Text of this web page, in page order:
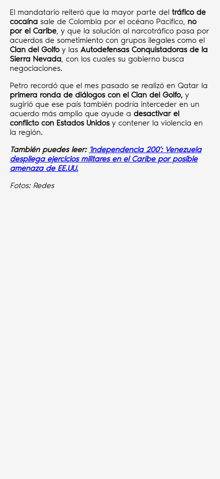
El mandatario reiteró que la mayor parte del tráfico de
cocaína sale de Colombia por el océano Pacífico, no
por el Caribe , y que la solución al narcotráfico pasa por
acuerdos de sometimiento con grupos ilegales como el
Clan del Golfoy las Autodefensas Conquistadoras de la
Sierra Nevada , con los cuales su gobierno busca
negociaciones.
Petro recordó que el mes pasado se realizó en Qatar la
primera ronda de diálogos con el Clan del Golfo, y
sugirió que ese país también podría interceder en un
acuerdo más amplio que ayude a desactivar el
conflicto con Estados Unidosy contener la violencia en
la región.
También puedes leer: ‘Independencia 200’: Venezuela
despliega ejercicios militares en el Caribe por posible
amenaza de EE.UU.
Fotos: Redes